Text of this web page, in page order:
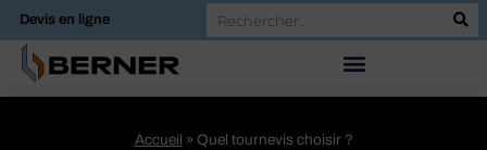
Devis en ligne
Accueil » Quel tournevis choisir ?